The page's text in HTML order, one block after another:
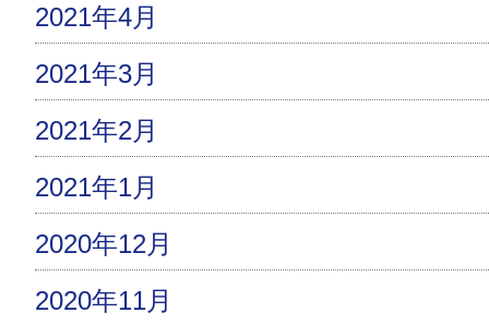
2021年4月
2021年3月
2021年2月
2021年1月
2020年12月
2020年11月